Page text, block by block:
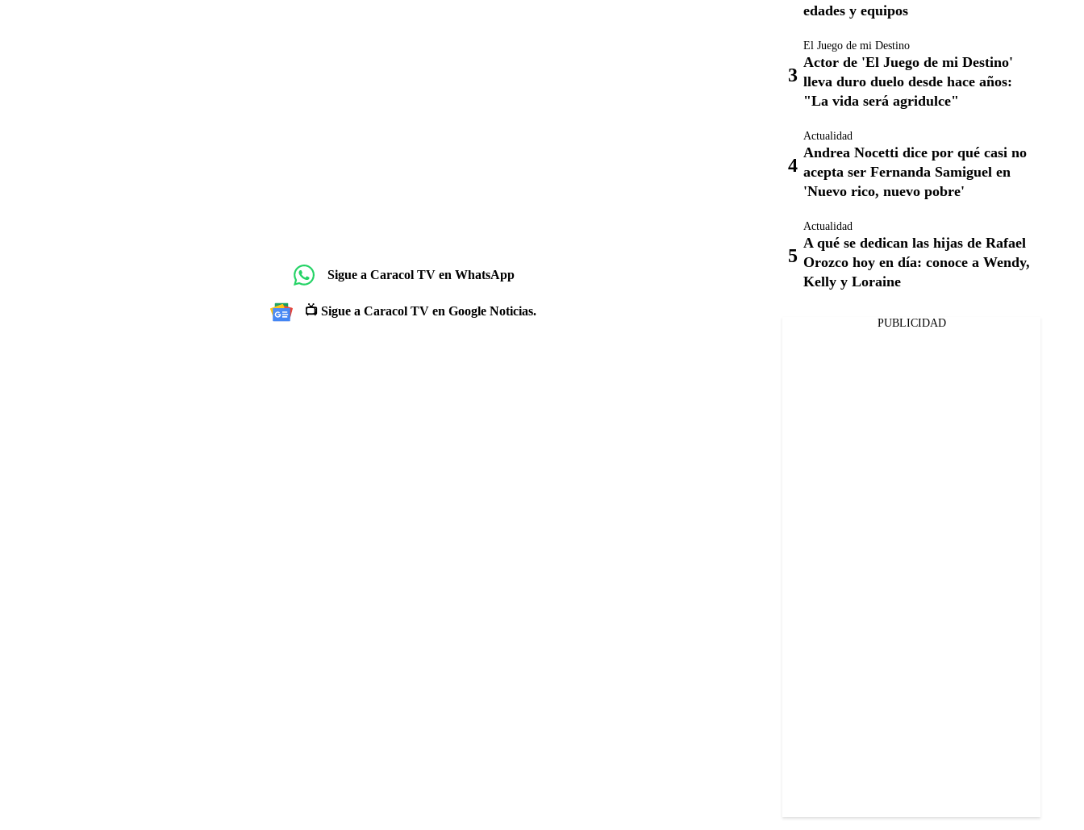
Sigue a Caracol TV en WhatsApp
📺 Sigue a Caracol TV en Google Noticias.
edades y equipos
El Juego de mi Destino
Actor de 'El Juego de mi Destino'
lleva duro duelo desde hace años:
"La vida será agridulce"
Actualidad
Andrea Nocetti dice por qué casi no
acepta ser Fernanda Samiguel en
'Nuevo rico, nuevo pobre'
Actualidad
A qué se dedican las hijas de Rafael
Orozco hoy en día: conoce a Wendy,
Kelly y Loraine
PUBLICIDAD